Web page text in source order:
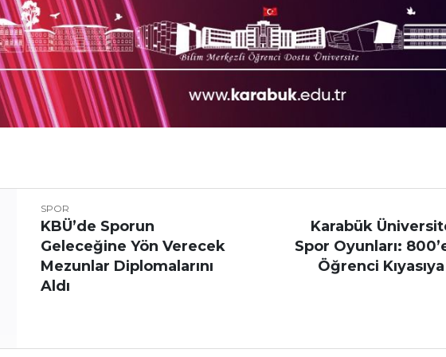
SPOR
KBÜ’de Sporun
Geleceğine Yön Verecek
Mezunlar Diplomalarını
Aldı
Karabük
Spor Oyunları:
Öğrenci Kıyasıya